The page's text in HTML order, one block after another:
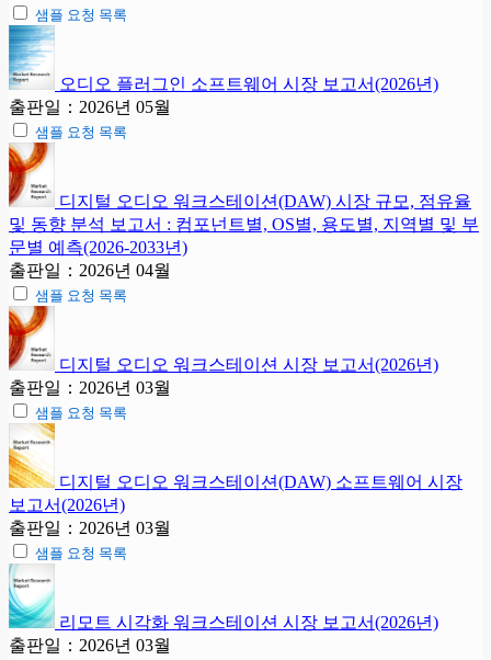
샘플 요청 목록
오디오 플러그인 소프트웨어 시장 보고서(2026년)
출판일：2026년 05월
샘플 요청 목록
디지털 오디오 워크스테이션(DAW) 시장 규모, 점유율
및 동향 분석 보고서 : 컴포넌트별, OS별, 용도별, 지역별 및 부
문별 예측(2026-2033년)
출판일：2026년 04월
샘플 요청 목록
디지털 오디오 워크스테이션 시장 보고서(2026년)
출판일：2026년 03월
샘플 요청 목록
디지털 오디오 워크스테이션(DAW) 소프트웨어 시장
보고서(2026년)
출판일：2026년 03월
샘플 요청 목록
리모트 시각화 워크스테이션 시장 보고서(2026년)
출판일：2026년 03월